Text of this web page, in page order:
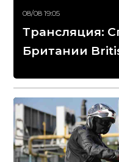
08/08 19:05
Трансляция:
Британии